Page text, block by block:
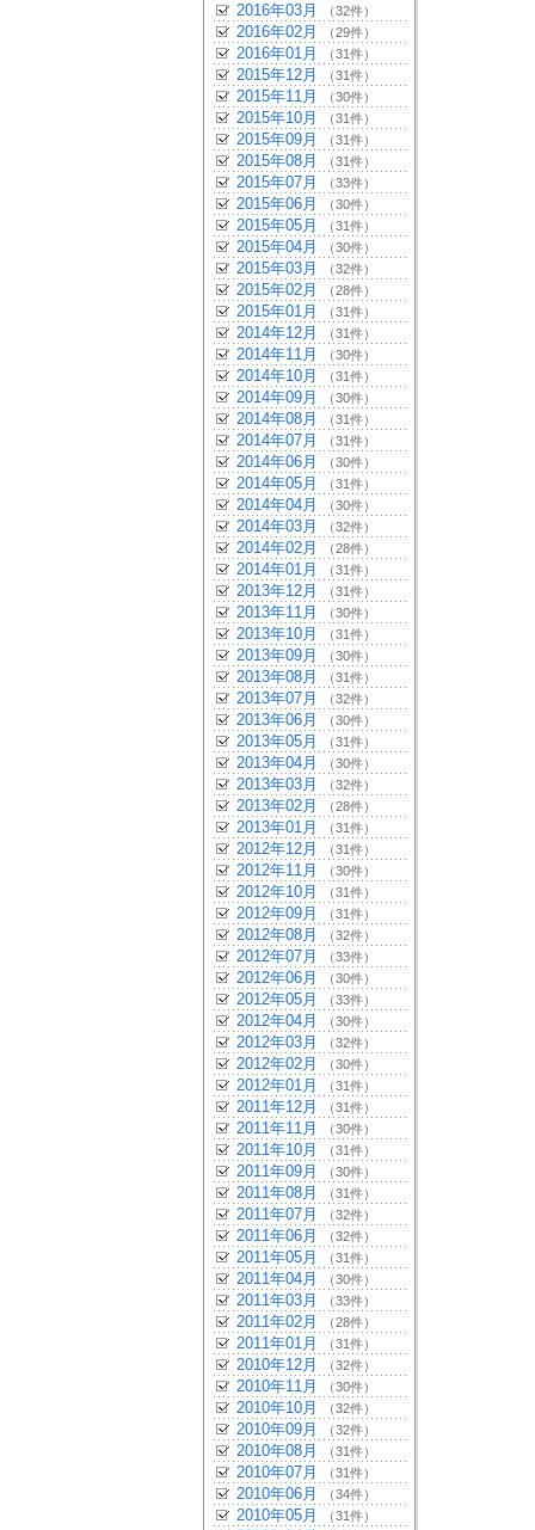
2016年03月 （32件）
2016年02月 （29件）
2016年01月 （31件）
2015年12月 （31件）
2015年11月 （30件）
2015年10月 （31件）
2015年09月 （31件）
2015年08月 （31件）
2015年07月 （33件）
2015年06月 （30件）
2015年05月 （31件）
2015年04月 （30件）
2015年03月 （32件）
2015年02月 （28件）
2015年01月 （31件）
2014年12月 （31件）
2014年11月 （30件）
2014年10月 （31件）
2014年09月 （30件）
2014年08月 （31件）
2014年07月 （31件）
2014年06月 （30件）
2014年05月 （31件）
2014年04月 （30件）
2014年03月 （32件）
2014年02月 （28件）
2014年01月 （31件）
2013年12月 （31件）
2013年11月 （30件）
2013年10月 （31件）
2013年09月 （30件）
2013年08月 （31件）
2013年07月 （32件）
2013年06月 （30件）
2013年05月 （31件）
2013年04月 （30件）
2013年03月 （32件）
2013年02月 （28件）
2013年01月 （31件）
2012年12月 （31件）
2012年11月 （30件）
2012年10月 （31件）
2012年09月 （31件）
2012年08月 （32件）
2012年07月 （33件）
2012年06月 （30件）
2012年05月 （33件）
2012年04月 （30件）
2012年03月 （32件）
2012年02月 （30件）
2012年01月 （31件）
2011年12月 （31件）
2011年11月 （30件）
2011年10月 （31件）
2011年09月 （30件）
2011年08月 （31件）
2011年07月 （32件）
2011年06月 （32件）
2011年05月 （31件）
2011年04月 （30件）
2011年03月 （33件）
2011年02月 （28件）
2011年01月 （31件）
2010年12月 （32件）
2010年11月 （30件）
2010年10月 （32件）
2010年09月 （32件）
2010年08月 （31件）
2010年07月 （31件）
2010年06月 （34件）
2010年05月 （31件）